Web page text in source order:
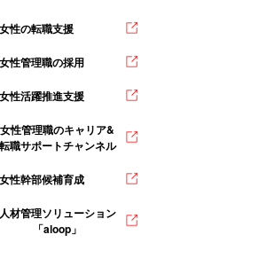
女性の転職支援
女性管理職の採用
女性活躍推進支援
女性管理職のキャリア&
転職サポートチャンネル
女性幹部候補育成
人材管理ソリューション
「aloop」